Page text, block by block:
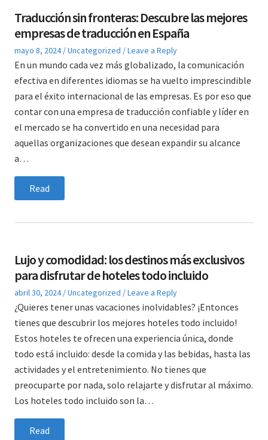
Traducción sin fronteras: Descubre las mejores
empresas de traducción en España
Posted
on
mayo 8, 2024
Posted
in
Uncategorized Leave a Reply
En un mundo cada vez más globalizado, la comunicación
efectiva en diferentes idiomas se ha vuelto imprescindible
para el éxito internacional de las empresas. Es por eso que
contar con una empresa de traducción confiable y líder en
el mercado se ha convertido en una necesidad para
aquellas organizaciones que desean expandir su alcance
a…
Read
Lujo y comodidad: los destinos más exclusivos
para disfrutar de hoteles todo incluido
Posted
on
abril 30, 2024
Posted
in
Uncategorized Leave a Reply
¿Quieres tener unas vacaciones inolvidables? ¡Entonces
tienes que descubrir los mejores hoteles todo incluido!
Estos hoteles te ofrecen una experiencia única, donde
todo está incluido: desde la comida y las bebidas, hasta las
actividades y el entretenimiento. No tienes que
preocuparte por nada, solo relajarte y disfrutar al máximo.
Los hoteles todo incluido son la…
Read